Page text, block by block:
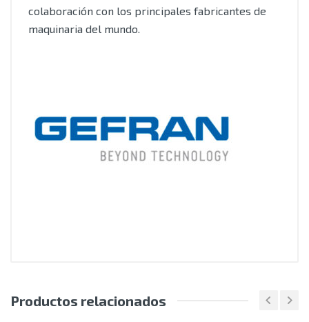
colaboración con los principales fabricantes de
maquinaria del mundo.
Productos relacionados